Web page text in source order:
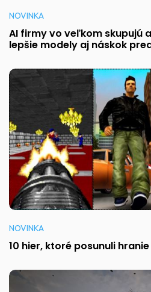
NOVINKA
AI firmy vo veľkom skupujú
lepšie modely aj náskok
NOVINKA
10 hier, ktoré posunuli